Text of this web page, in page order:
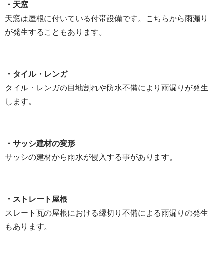
・天窓
天窓は屋根に付いている付帯設備です。こちらから雨漏り
が発生することもあります。
・タイル・レンガ
タイル・レンガの目地割れや防水不備により雨漏りが発生
します。
・サッシ建材の変形
サッシの建材から雨水が侵入する事があります。
・ストレート屋根
スレート瓦の屋根における縁切り不備による雨漏りの発生
もあります。